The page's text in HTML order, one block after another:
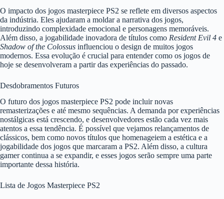
O impacto dos jogos masterpiece PS2 se reflete em diversos aspectos
da indústria. Eles ajudaram a moldar a narrativa dos jogos,
introduzindo complexidade emocional e personagens memoráveis.
Além disso, a jogabilidade inovadora de títulos como Resident Evil 4 e
Shadow of the Colossus influenciou o design de muitos jogos
modernos. Essa evolução é crucial para entender como os jogos de
hoje se desenvolveram a partir das experiências do passado.
Desdobramentos Futuros
O futuro dos jogos masterpiece PS2 pode incluir novas
remasterizações e até mesmo sequências. A demanda por experiências
nostálgicas está crescendo, e desenvolvedores estão cada vez mais
atentos a essa tendência. É possível que vejamos relançamentos de
clássicos, bem como novos títulos que homenageiem a estética e a
jogabilidade dos jogos que marcaram a PS2. Além disso, a cultura
gamer continua a se expandir, e esses jogos serão sempre uma parte
importante dessa história.
Lista de Jogos Masterpiece PS2